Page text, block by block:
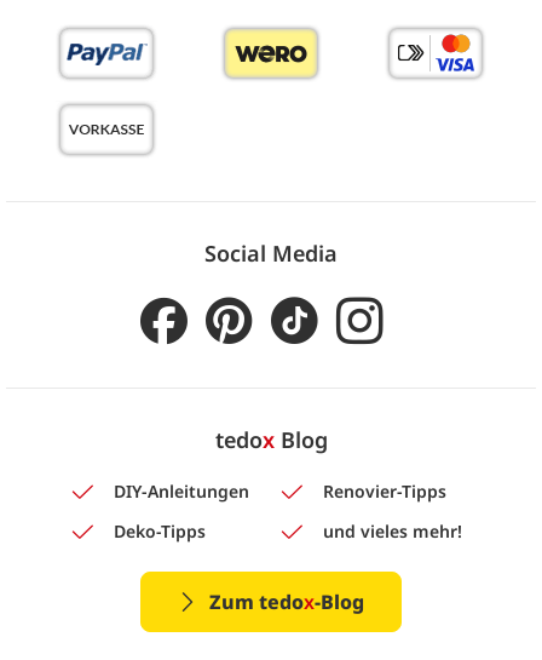
Social Media
tedoxBlog
DIY-Anleitungen
Renovier-Tipps
Deko-Tipps
und vieles mehr!
Zum tedox-Blog